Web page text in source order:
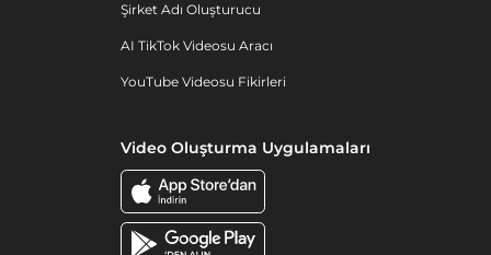
Şirket Adı Oluşturucu
AI TikTok Videosu Aracı
YouTube Videosu Fikirleri
Video Oluşturma Uygulamaları